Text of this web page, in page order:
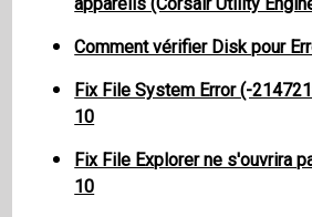
Comment vérifier Disk pour
Fix File System Error (-
10
Fix File Explorer ne s'ouvrira
10